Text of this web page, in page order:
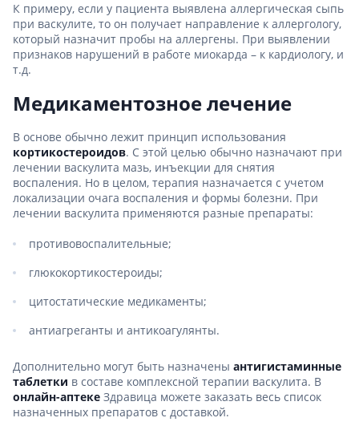
К примеру, если у пациента выявлена аллергическая сыпь
при васкулите, то он получает направление к аллергологу,
который назначит пробы на аллергены. При выявлении
признаков нарушений в работе миокарда – к кардиологу, и
т.д.
Медикаментозное лечение
В основе обычно лежит принцип использования
кортикостероидов. С этой целью обычно назначают при
лечении васкулита мазь, инъекции для снятия
воспаления. Но в целом, терапия назначается с учетом
локализации очага воспаления и формы болезни. При
лечении васкулита применяются разные препараты:
противовоспалительные;
глюкокортикостероиды;
цитостатические медикаменты;
антиагреганты и антикоагулянты.
Дополнительно могут быть назначены антигистаминные
таблетки в составе комплексной терапии васкулита. В
онлайн-аптеке Здравица можете заказать весь список
назначенных препаратов с доставкой.